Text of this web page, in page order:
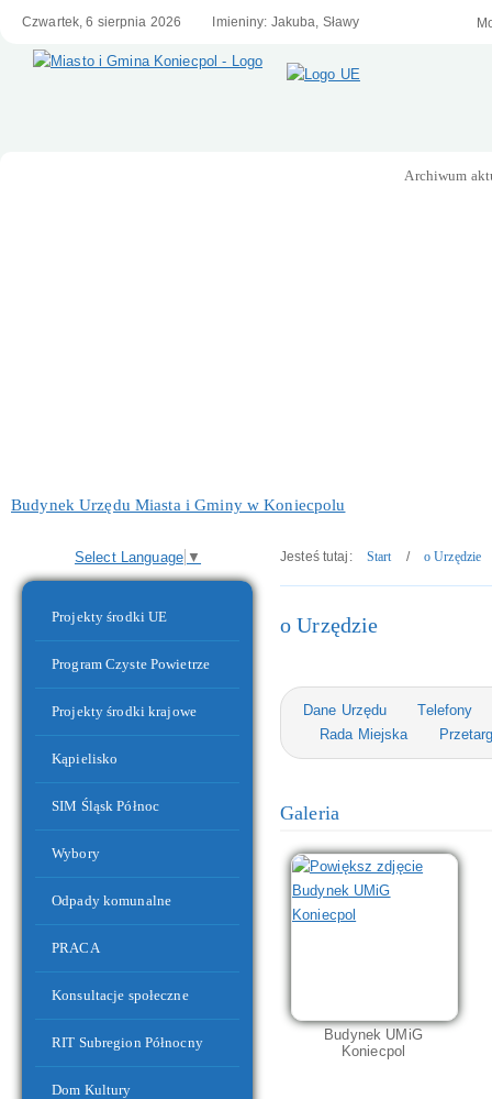
Czwartek,6 sierpnia 2026 Imieniny: Jakuba, Sławy
Archiwum
Budynek Urzędu Miasta i Gminy w Koniecpolu
Select Language ▼
Menu dodatkowe
Projekty środki UE
Program Czyste Powietrze
Projekty środki krajowe
Kąpielisko
SIM Śląsk Północ
Wybory
Odpady komunalne
PRACA
Konsultacje społeczne
RIT Subregion Północny
Dom Kultury
Jesteś tutaj: Start / o Urzędzie
o Urzędzie
Dane Urzędu
Telefony
Rada Miejska
Galeria
Budynek UMiG
Koniecpol